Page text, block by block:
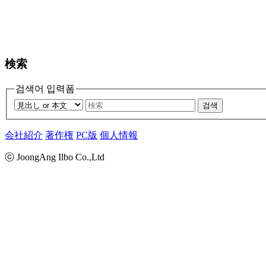
検索
검색어 입력폼
검색
会社紹介 著作権 PC版 個人情報
ⓒ JoongAng Ilbo Co.,Ltd